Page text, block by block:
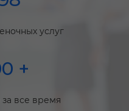
услуг
+
за все время